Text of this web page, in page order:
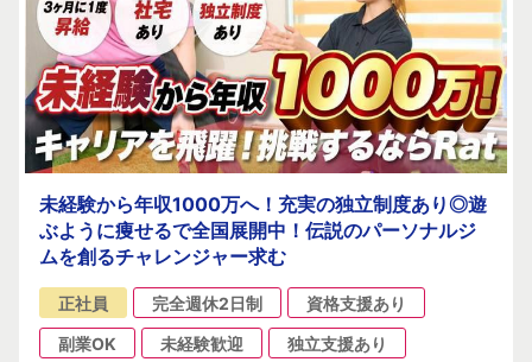
未経験から年収1000万へ！充実の独立制度あり◎遊
ぶように痩せるで全国展開中！伝説のパーソナルジ
ムを創るチャレンジャー求む
正社員 完全週休2日制
資格支援あり
副業OK
未経験歓迎
独立支援あり